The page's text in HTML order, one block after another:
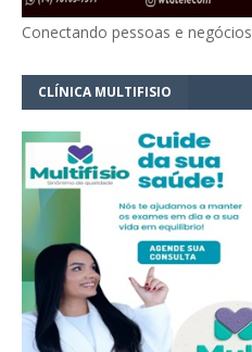
Conectando pessoas e negócios
CLÍNICA MULTIFISIO